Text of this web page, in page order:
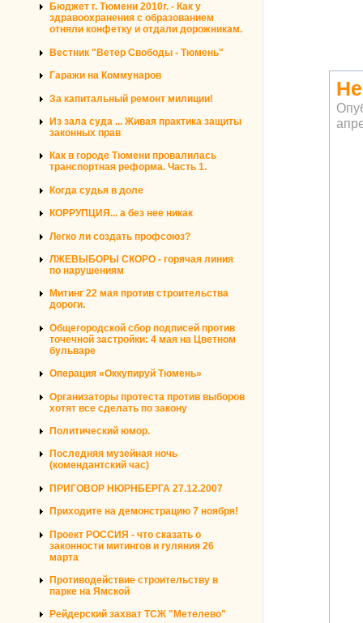
Бюджет г. Тюмени 2010г. - Как у
здравоохранения с образованием
отняли конфетку и отдали дорожникам.
Вестник "Ветер Свободы - Тюмень"
Гаражи на Коммунаров
За капитальный ремонт милиции!
Из зала суда ... Живая практика защиты
законных прав
Как в городе Тюмени провалилась
транспортная реформа. Часть 1.
Когда судья в доле
КОРРУПЦИЯ... а без нее никак
Легко ли создать профсоюз?
ЛЖЕВЫБОРЫ СКОРО - горячая линия
по нарушениям
Митинг 22 мая против строительства
дороги.
Общегородской сбор подписей против
точечной застройки: 4 мая на Цветном
бульваре
Операция «Оккупируй Тюмень»
Организаторы протеста против выборов
хотят все сделать по закону
Политический юмор.
Последняя музейная ночь
(комендантский час)
ПРИГОВОР НЮРНБЕРГА 27.12.2007
Приходите на демонстрацию 7 ноября!
Проект РОССИЯ - что сказать о
законности митингов и гуляния 26
марта
Противодействие строительству в
парке на Ямской
Рейдерский захват ТСЖ "Метелево"